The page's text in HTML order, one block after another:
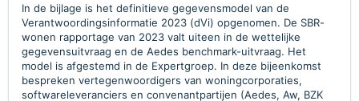
In de bijlage is het definitieve gegevensmodel van de
Verantwoordingsinformatie 2023 (dVi) opgenomen. De SBR-
wonen rapportage van 2023 valt uiteen in de wettelijke
gegevensuitvraag en de Aedes benchmark-uitvraag. Het
model is afgestemd in de Expertgroep. In deze bijeenkomst
bespreken vertegenwoordigers van woningcorporaties,
softwareleveranciers en convenantpartijen (Aedes, Aw, BZK